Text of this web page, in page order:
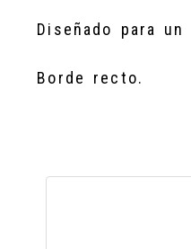
Diseñado para
Borde recto.